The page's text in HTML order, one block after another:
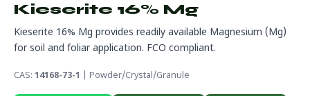
Kieserite 16% Mg
Kieserite 16% Mg provides readily available Magnesium (Mg)
for soil and foliar application. FCO compliant.
CAS: 14168-73-1 | Powder/Crystal/Granule